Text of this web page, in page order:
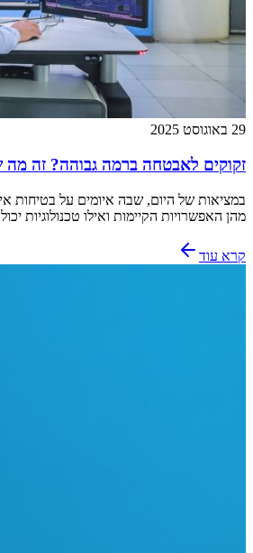
29 באוגוסט 2025
זקוקים לאבטחה ברמה גבוהה? זה מה
במציאות של היום, שבה איומים על בטיחות
מהן האפשרויות הקיימות ואילו טכנולוגיות
קרא עוד